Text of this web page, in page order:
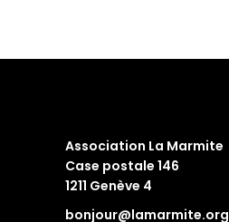
Association La Marmite
Case postale 146
1211 Genève 4
bonjour@lamarmite.org